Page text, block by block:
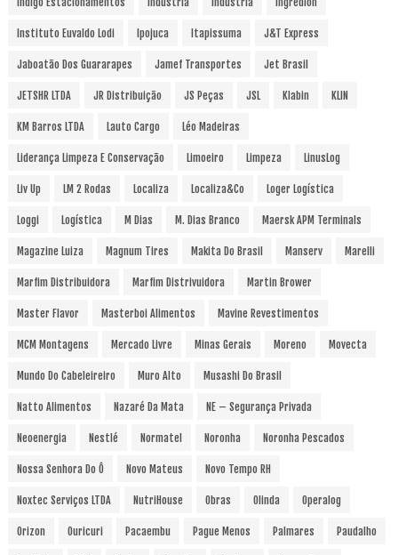
Instituto Euvaldo Lodi Ipojuca Itapissuma J&T Express
Jaboatão Dos Guararapes Jamef Transportes Jet Brasil
JETSHR LTDA JR Distribuição JS Peças JSL Klabin KLIN
KM Barros LTDA Lauto Cargo Léo Madeiras
Liderança Limpeza E Conservação Limoeiro Limpeza LinusLog
Liv Up LM 2 Rodas Localiza Localiza&Co Loger Logística
Loggi Logística M Dias M. Dias Branco Maersk APM Terminals
Magazine Luiza Magnum Tires Makita Do Brasil Manserv Marelli
Marfim Distribuidora Marfim Distrivuidora Martin Brower
Master Flavor Masterboi Alimentos Mavine Revestimentos
MCM Montagens Mercado Livre Minas Gerais Moreno Movecta
Mundo Do Cabeleireiro Muro Alto Musashi Do Brasil
Natto Alimentos Nazaré Da Mata NE – Segurança Privada
Neoenergia Nestlé Normatel Noronha Noronha Pescados
Nossa Senhora Do Ô Novo Mateus Novo Tempo RH
Noxtec Serviços LTDA NutriHouse Obras Olinda Operalog
Orizon Ouricuri Pacaembu Pague Menos Palmares Paudalho